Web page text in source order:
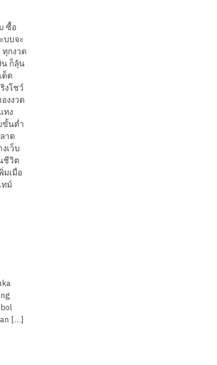
ซื้อ
บบจะ
กงวด
น ก็ลุ้น
ด็ด
งโชว์
งงวด
ทง
ขั้นต่ำ
าด
เว็บ
ชีวิต
มเมื่อ
ทม์
[…]